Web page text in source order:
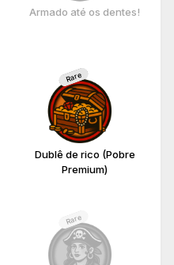
Armado até os dentes!
Rare
Dublê de rico (Pobre
Premium)
Rare